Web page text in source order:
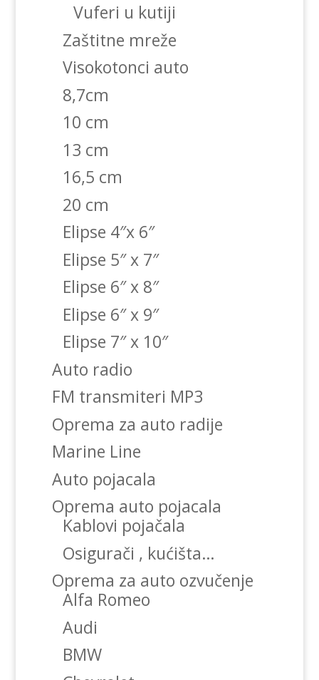
Vuferi u kutiji
Zaštitne mreže
Visokotonci auto
8,7cm
10 cm
13 cm
16,5 cm
20 cm
Elipse 4″x 6″
Elipse 5″ x 7″
Elipse 6″ x 8″
Elipse 6″ x 9″
Elipse 7″ x 10″
Auto radio
FM transmiteri MP3
Oprema za auto radije
Marine Line
Auto pojacala
Oprema auto pojacala
Kablovi pojačala
Osigurači , kućišta…
Oprema za auto ozvučenje
Alfa Romeo
Audi
BMW